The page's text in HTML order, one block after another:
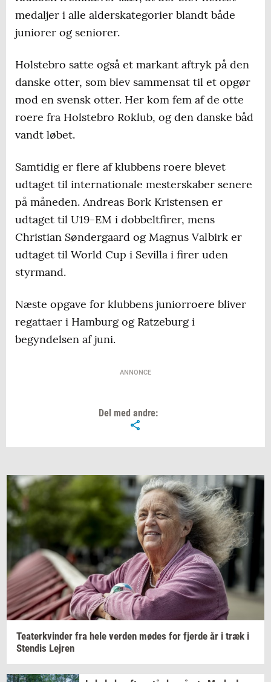
medaljer i alle alderskategorier blandt både
juniorer og seniorer.
Holstebro satte også et markant aftryk på den
danske otter, som blev sammensat til et opgør
mod en svensk otter. Her kom fem af de otte
roere fra Holstebro Roklub, og den danske båd
vandt løbet.
Samtidig er flere af klubbens roere blevet
udtaget til internationale mesterskaber senere
på måneden. Andreas Bork Kristensen er
udtaget til U19-EM i dobbeltfirer, mens
Christian Søndergaard og Magnus Valbirk er
udtaget til World Cup i Sevilla i firer uden
styrmand.
Næste opgave for klubbens juniorroere bliver
regattaer i Hamburg og Ratzeburg i
begyndelsen af juni.
ANNONCE
Del med andre:
Te­a­ter­kvin­der fra hele ver­den mødes for fjer­de år i træk i
Sten­dis Lej­ren